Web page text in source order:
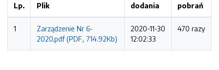
Lp. Plik
dodania
pobrań
1
Zarządzenie Nr 6-
2020.pdf (PDF, 714.92Kb)
2020-11-30
12:02:33
470 razy